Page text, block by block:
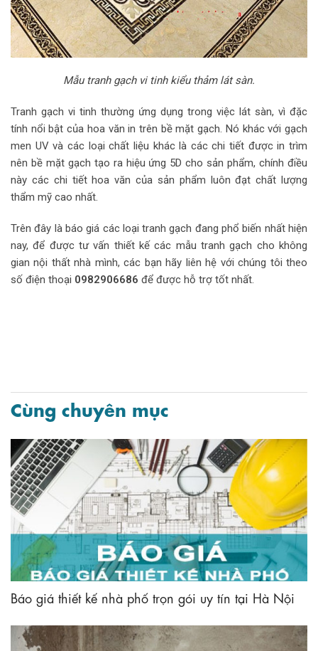
Mẫu tranh gạch vi tinh kiểu thảm lát sàn.
Tranh gạch vi tinh thường ứng dụng trong việc lát sàn, vì đặc
tính nổi bật của hoa văn in trên bề mặt gạch. Nó khác với gạch
men UV và các loại chất liệu khác là các chi tiết được in trìm
nên bề mặt gạch tạo ra hiệu ứng 5D cho sản phẩm, chính điều
này các chi tiết hoa văn của sản phẩm luôn đạt chất lượng
thẩm mỹ cao nhất.
Trên đây là báo giá các loại tranh gạch đang phổ biến nhất hiện
nay, để được tư vấn thiết kế các mẫu tranh gạch cho không
gian nội thất nhà mình, các bạn hãy liên hệ với chúng tôi theo
số điện thoại 0982906686 để được hỗ trợ tốt nhất.
Cùng chuyên mục
Báo giá thiết kế nhà phố trọn gói uy tín tại Hà Nội